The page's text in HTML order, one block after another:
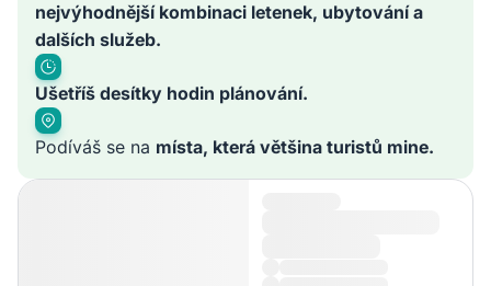
nejvýhodnější kombinaci letenek, ubytování a
dalších služeb.
Ušetříš desítky hodin plánování.
Podíváš se na místa, která většina turistů mine.